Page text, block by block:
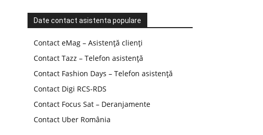
Date contact asistenta populare
Contact eMag – Asistență clienți
Contact Tazz – Telefon asistență
Contact Fashion Days – Telefon asistență
Contact Digi RCS-RDS
Contact Focus Sat – Deranjamente
Contact Uber România